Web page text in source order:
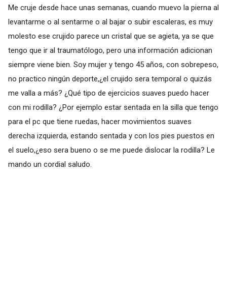
Me cruje desde hace unas semanas, cuando muevo la pierna al
levantarme o al sentarme o al bajar o subir escaleras, es muy
molesto ese crujido parece un cristal que se agieta, ya se que
tengo que ir al traumatólogo, pero una información adicionan
siempre viene bien. Soy mujer y tengo 45 años, con sobrepeso,
no practico ningún deporte,¿el crujido sera temporal o quizás
me valla a más? ¿Qué tipo de ejercicios suaves puedo hacer
con mi rodilla? ¿Por ejemplo estar sentada en la silla que tengo
para el pc que tiene ruedas, hacer movimientos suaves
derecha izquierda, estando sentada y con los pies puestos en
el suelo,¿eso sera bueno o se me puede dislocar la rodilla? Le
mando un cordial saludo.